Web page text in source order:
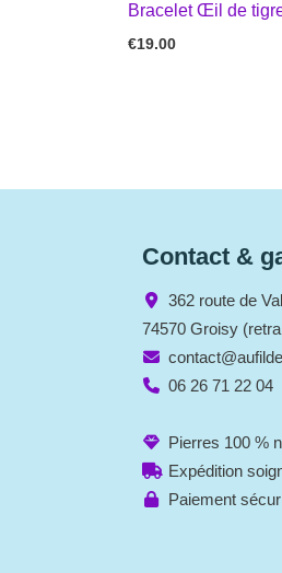
Bracelet Œil de
€19.00
Contact &
362 route de
74570 Groisy
06 26 71 22 04
Pierres 100 %
Expédition
Paiement